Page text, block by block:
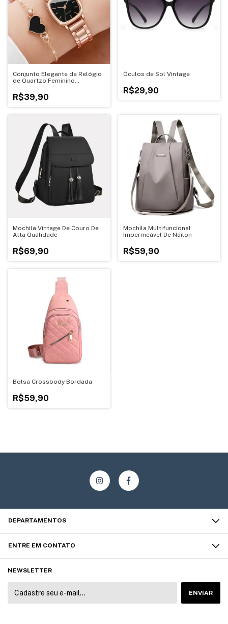
Conjunto Elegante de Relógio
de Quartzo Feminino
Aço Inoxidável
R$39,90
Óculos de Sol Vintage
R$29,90
Mochila Vintage De Couro De
Alta Qualidade
R$69,90
Mochila Multifuncional
Impermeável De Náilon
R$59,90
Bolsa Crossbody Bordada
R$59,90
DEPARTAMENTOS
ENTRE EM CONTATO
NEWSLETTER